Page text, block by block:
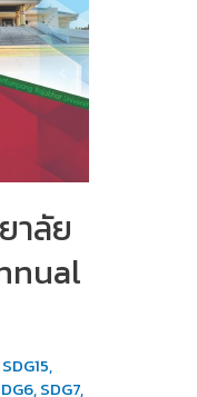
าลัย
SDG15,
,SDG7,